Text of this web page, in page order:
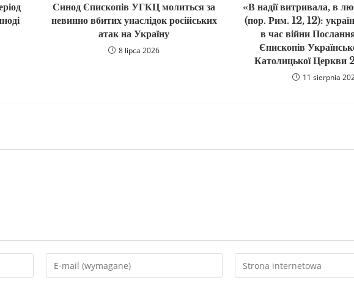
Синод Єпископів УГКЦ молиться за
невинно вбитих унаслідок російських
атак на Україну
8 lipca 2026
«В надії витривала, в
(пор. Рим. 12, 12):
в час війни
Єпископів
Католицької Церкви
11 sierpnia